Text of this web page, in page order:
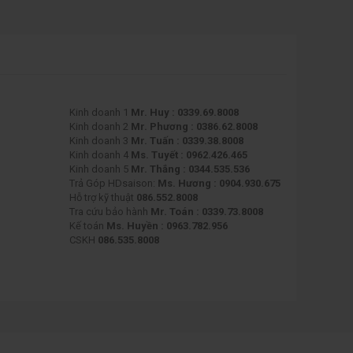
Kinh doanh 1 Mr. Huy : 0339.69.8008
Kinh doanh 2 Mr. Phương : 0386.62.8008
Kinh doanh 3 Mr. Tuấn : 0339.38.8008
Kinh doanh 4 Ms. Tuyết : 0962.426.465
Kinh doanh 5 Mr. Thắng : 0344.535.536
Trả Góp HDsaison: Ms. Hương : 0904.930.675
Hỗ trợ kỹ thuật 086.552.8008
Tra cứu bảo hành Mr. Toán : 0339.73.8008
Kế toán Ms. Huyền : 0963.782.956
CSKH 086.535.8008